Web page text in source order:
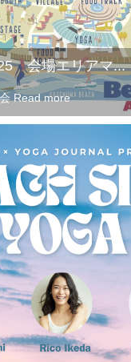
会場エリアマ...
Read more